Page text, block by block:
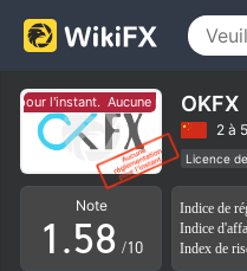
pour l'instant. Aucune réglementation
OKFX
2 à
Licence
Région
Note
0
1.
1
2
3
4
5
4
5
6
7
8 /10
Indice
Index de